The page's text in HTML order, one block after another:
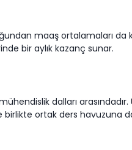
maaş ortalamaları da
bir aylık kazanç sunar.
dalları
birlikte ortak ders